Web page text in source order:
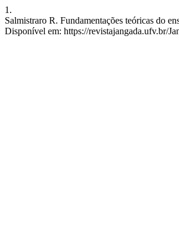
1.
Salmistraro R. Fundamentações teóricas do
Disponível em: https://revistajangada.ufv.br/